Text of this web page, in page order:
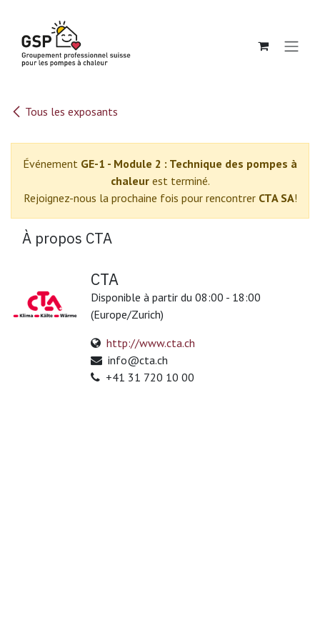
Tous les exposants
Événement GE-1 - Module 2 : Technique des pompes à
chaleurest terminé.
Rejoignez-nous la prochaine fois pour rencontrer CTA SA!
À propos CTA
CTA
Disponible à partir du 08:00 - 18:00
(Europe/Zurich)
http://www.cta.ch
info@cta.ch
+41 31 720 10 00